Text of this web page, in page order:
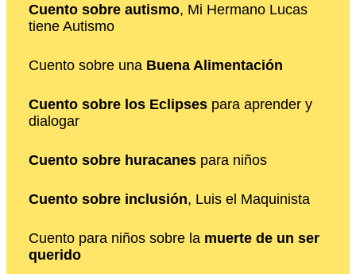
Cuento sobre autismo, Mi Hermano Lucas
tiene Autismo
Cuento sobre una Buena Alimentación
Cuento sobre los Eclipses para aprender y
dialogar
Cuento sobre huracanes para niños
Cuento sobre inclusión, Luis el Maquinista
Cuento para niños sobre la muerte de un ser
querido